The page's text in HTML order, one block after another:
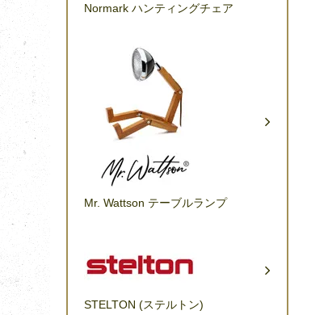
Normark ハンティングチェア
Mr. Wattson テーブルランプ
STELTON (ステルトン)